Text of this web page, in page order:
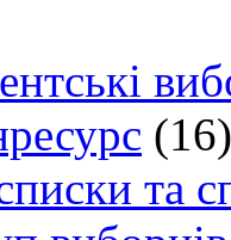
(16)
та